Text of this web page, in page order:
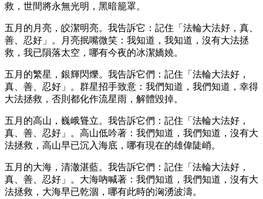
救，世間將永無光明，黑暗籠罩。
五月的月亮，皎潔明亮。我告訴它：記住「法輪大法好，真、
善、忍好」。月亮抿嘴微笑：我知道，我知道，沒有大法拯
救，我已隕落太空，哪有今夜的冰潔嬌嬈。
五月的繁星，銀輝閃爍。我告訴它們：記住「法輪大法好，
真、善、忍好」。群星招手致意：我們知道，我們知道，幸得
大法拯救，否則都化作流星雨，解體毀掉。
五月的高山，巍峨聳立。我告訴它們：記住「法輪大法好，
真、善、忍好」。高山低吟著：我們知道，我們知道，沒有大
法拯救，高山早已沉入海底，哪有現在的雄偉陡峭。
五月的大海，清澈湛藍。我告訴它們：記住「法輪大法好，
真、善、忍好」。大海吶喊著：我們知道，我們知道，沒有大
法拯救，大海早已乾涸，哪有此時的洶湧波濤。